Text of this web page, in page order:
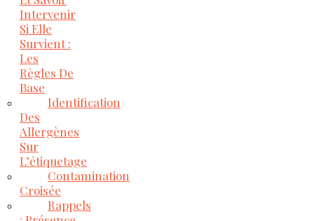
Intervenir
Si Elle
Survient :
Les
Règles De
Base
Identification
Des
Allergènes
Sur
L’étiquetage
Contamination
Croisée
Rappels